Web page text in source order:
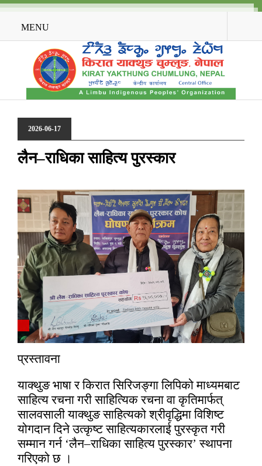
MENU
2026-06-17
लैन–राधिका साहित्य पुरस्कार
प्रस्तावना
याक्थुङ भाषा र किरात सिरिजङ्गा लिपिको माध्यमबाट
साहित्य रचना गरी साहित्यिक रचना वा कृतिमार्फत्
सालवसाली याक्थुङ साहित्यको श्रीवृद्धिमा विशिष्ट
योगदान दिने उत्कृष्ट साहित्यकारलाई पुरस्कृत गरी
सम्मान गर्न ‘लैन–राधिका साहित्य पुरस्कार’ स्थापना
गरिएको छ ।